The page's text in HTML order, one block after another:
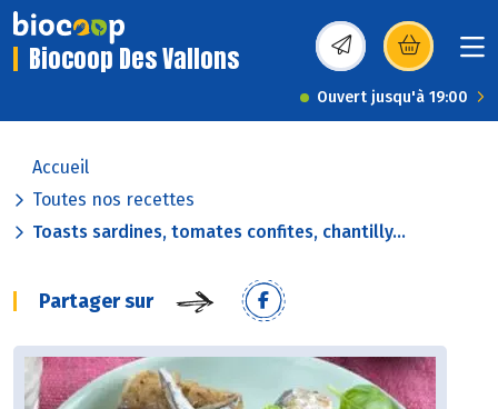
Biocoop Des Vallons (s’ouvre dans une
Ouvert jusqu'à 19:00
Accueil
Toutes nos recettes
Toasts sardines, tomates confites, chantilly...
Partager sur